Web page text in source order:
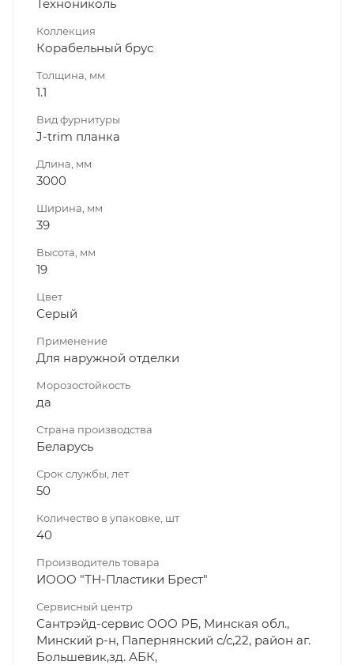
Технониколь
Коллекция
Корабельный брус
Толщина, мм
1.1
Вид фурнитуры
J-trim планка
Длина, мм
3000
Ширина, мм
39
Высота, мм
19
Цвет
Серый
Применение
Для наружной отделки
Морозостойкость
да
Страна производства
Беларусь
Срок службы, лет
50
Количество в упаковке, шт
40
Производитель товара
ИООО "ТН-Пластики Брест"
Сервисный центр
Сантрэйд-сервис ООО РБ, Минская обл.,
Минский р-н, Папернянский с/с,22, район аг.
Большевик,зд. АБК,